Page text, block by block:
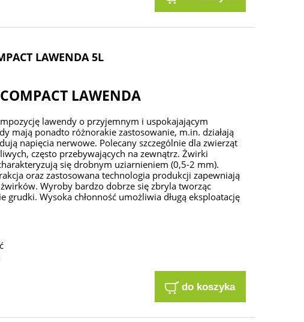
LAWENDA 5L
LAWENDA
lawendy o przyjemnym i uspokajającym
mają ponadto różnorakie zastosowanie, m.in. działają
napięcia nerwowe. Polecany szczególnie dla zwierząt
często przebywających na zewnątrz. Żwirki
się drobnym uziarnieniem (0,5-2 mm).
oraz zastosowana technologia produkcji zapewniają
Wyroby bardzo dobrze się zbryla tworząc
grudki. Wysoka chłonność umożliwia długą eksploatację
do koszyka